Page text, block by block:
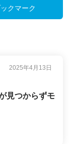
クマーク
2025年4月13日
見つからずモ